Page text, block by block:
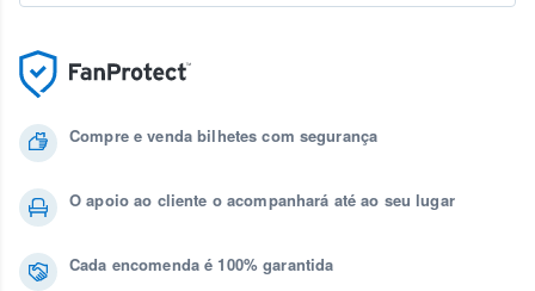
Compre e venda bilhetes com segurança
O apoio ao cliente o acompanhará até ao seu lugar
Cada encomenda é 100% garantida